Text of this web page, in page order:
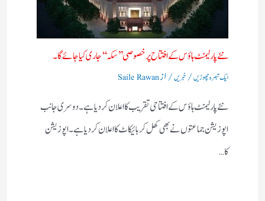
نئے پارلیمنٹ ہاؤس کے افتتاح پر خصوصی ’’سکہ‘‘ جاری کیا جائے گا۔
ایک تبصرہ چھوڑیں/ خبریں/ ازSaile Rawan
نئے پارلیمنٹ ہاؤس کے افتتاحی تقریب کا اعلان کردیا ہے۔ دوسری جانب
اپوزیشن جماعتوں نے بھی کھل کر بائیکاٹ کا اعلان کردیا ہے۔ اپوزیشن
کا…